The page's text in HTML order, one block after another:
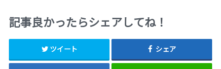
記事良かったらシェアしてね！
ツイート シェア